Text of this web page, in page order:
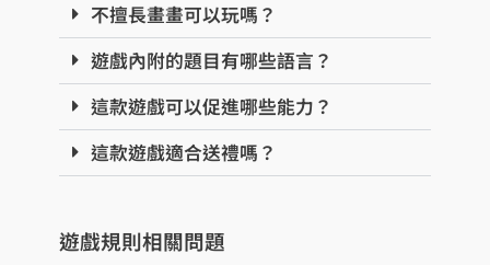
不擅長畫畫可以玩嗎？
遊戲內附的題目有哪些語言？
這款遊戲可以促進哪些能力？
這款遊戲適合送禮嗎？
遊戲規則相關問題